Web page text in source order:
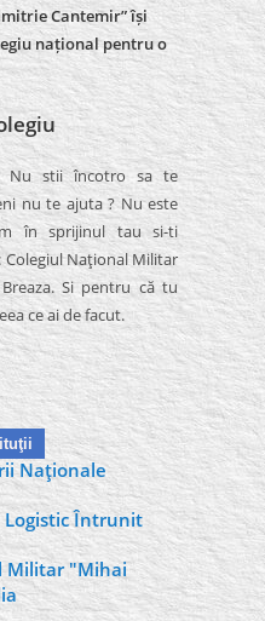
Cantemir” își
național pentru o
Nu stii încotro sa te
nu te ajuta ? Nu este
în sprijinul tau si-ti
Naţional Militar
Si pentru că tu
ce ai de facut.
Naţionale
Întrunit
Militar "Mihai